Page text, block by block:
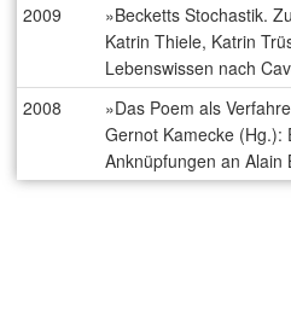
2009
»Becketts Stochastik.
Katrin Thiele, Katrin
Lebenswissen nach
2008
»Das Poem als
Gernot Kamecke (Hg.):
Anknüpfungen an Alain